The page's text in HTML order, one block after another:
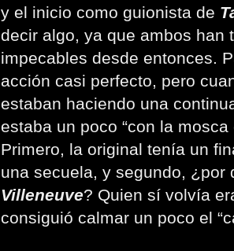
y el inicio como guionista de
decir algo, ya que ambos han
impecables desde entonces.
acción casi perfecto, pero
estaban haciendo una
estaba un poco “con la
Primero, la original tenía un
una secuela, y segundo, ¿por
Villeneuve? Quien sí volvía
consiguió calmar un poco el